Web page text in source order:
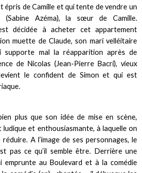
épris de Camille et qui tente de vendre un
(Sabine Azéma), la sœur de Camille.
décidée à acheter cet appartement
muette de Claude, son mari velléitaire
supporte mal la réapparition après de
de Nicolas (Jean-Pierre Bacri), vieux
le confident de Simon et qui est
plus que son idée de mise en scène,
et enthousiasmante, à laquelle on
A l’image de ses personnages, le
pas ce qu’il semble être. Derrière une
emprunte au Boulevard et à la comédie